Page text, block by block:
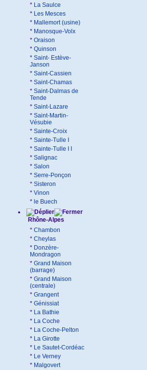
* La Saulce
* Les Mesces
* Mallemort (usine)
* Manosque-Volx
* Oraison
* Quinson
* Saint- Estève-
Janson
* Saint-Cassien
* Saint-Chamas
* Saint-Dalmas de
Tende
* Saint-Lazare
* Saint-Martin-
Vésubie
* Sainte-Croix
* Sainte-Tulle I
* Sainte-Tulle I I
* Salignac
* Salon
* Serre-Ponçon
* Sisteron
* Vinon
* le Buech
Rhône-Alpes
* Chambon
* Cheylas
* Donzère-
Mondragon
* Grand Maison
(barrage)
* Grand Maison
(centrale)
* Grangent
* Génissiat
* La Bathie
* La Coche
* La Coche-Pelton
* La Girotte
* Le Sautet-Cordéac
* Le Verney
* Malgovert